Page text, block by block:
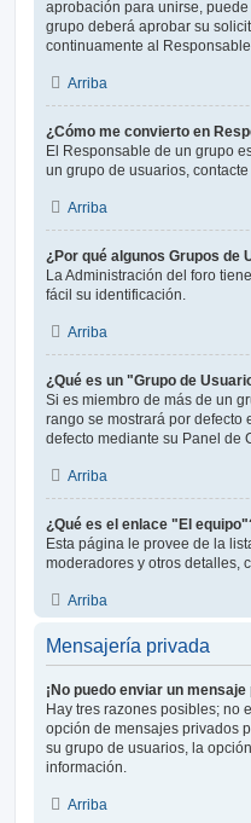
aprobación para unirse,
grupo deberá aprobar su
continuamente al
Arriba
¿Cómo me convierto en
El Responsable de un grupo
un grupo de usuarios, contacte
Arriba
¿Por qué algunos Grupos
La Administración del foro
fácil su identificación.
Arriba
¿Qué es un "Grupo de
Si es miembro de más de un
rango se mostrará por defecto
defecto mediante su Panel de
Arriba
¿Qué es el enlace "El
Esta página le provee de la
moderadores y otros detalles,
Arriba
Mensajería privada
¡No puedo enviar un
Hay tres razones posibles; no
opción de mensajes privados
su grupo de usuarios, la
información.
Arriba